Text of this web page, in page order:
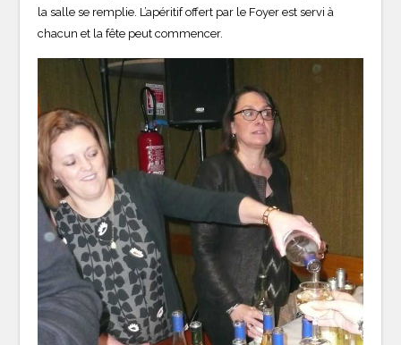
la salle se remplie. L’apéritif offert par le Foyer est servi à
chacun et la fête peut commencer.